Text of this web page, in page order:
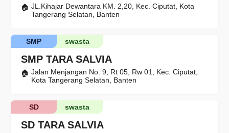
JL.Kihajar Dewantara KM. 2,20, Kec. Ciputat, Kota
Tangerang Selatan, Banten
SMP TARA SALVIA
swasta
SMP
Jalan Menjangan No. 9, Rt 05, Rw 01, Kec. Ciputat,
Kota Tangerang Selatan, Banten
SD TARA SALVIA
swasta
SD